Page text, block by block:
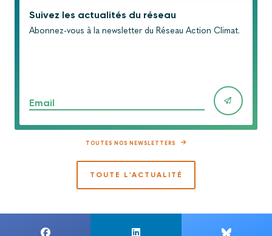
Suivez les actualités du réseau
Abonnez-vous à la newsletter du Réseau Action Climat.
Email
TOUTES NOS NEWSLETTERS
TOUTE L'ACTUALITÉ